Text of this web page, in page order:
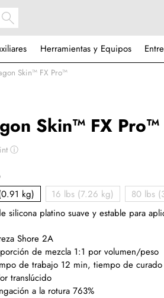
Herramientas y Equipos
Skin™ FX Pro™
Skin™ FX Pro™
ⓘ
kg)
16 lbs (7.26 kg)
80 lbs
silicona platino suave y estable para
Shore 2A
de mezcla 1:1 por volumen/peso
de trabajo 12 min, tiempo de
translúcido
a la rotura 763%